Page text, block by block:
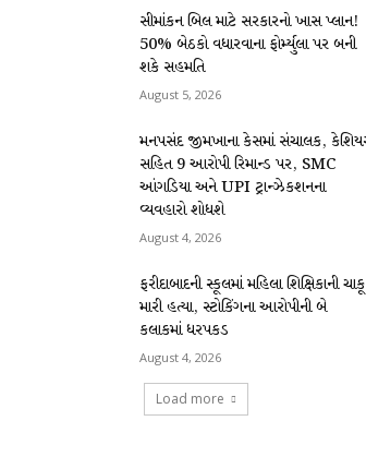
સીમાંકન બિલ માટે સરકારનો ખાસ પ્લાન!
50% બેઠકો વધારવાના ફોર્મ્યુલા પર બની
શકે સહમતિ
August 5, 2026
મનપસંદ જીમખાના કેસમાં સંચાલક,
સહિત 9 આરોપી રિમાન્ડ પર, SMC
આંગડિયા અને UPI ટ્રાન્ઝેકશનના
વ્યવહારો શોધશે
August 4, 2026
ફરીદાબાદની સ્કૂલમાં મહિલા શિક્ષિકાની ચાકૂ
મારી હત્યા, સ્ટોકિંગના આરોપીની બે
કલાકમાં ધરપકડ
August 4, 2026
Load more